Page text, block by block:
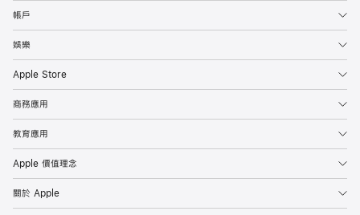
帳戶
娛樂
Apple Store
商務應用
教育應用
Apple 價值理念
關於 Apple